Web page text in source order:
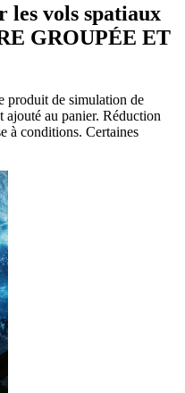
les vols spatiaux
GROUPÉE ET
produit de simulation de
ajouté au panier. Réduction
à conditions. Certaines